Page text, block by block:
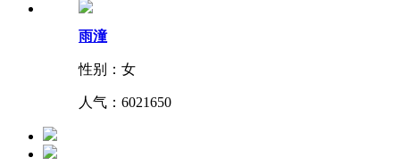
雨潼
性别：女
人气： 6021650